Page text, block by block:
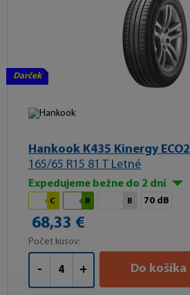
Darček
Hankook K435 Kinergy ECO2
165/65 R15 81 T Letné
Expedujeme bežne do 2 dní
C B B 70 dB
68,33 €
Počet kusov:
- + Do košíka